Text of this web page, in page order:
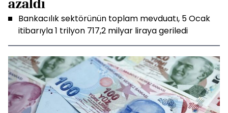
azaldı
Bankacılık sektörünün toplam mevduatı, 5 Ocak
itibarıyla 1 trilyon 717,2 milyar liraya geriledi